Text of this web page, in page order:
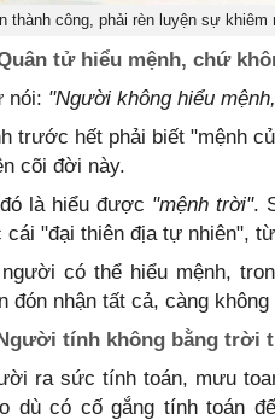
thành công, phải rèn luyện sự
tử hiểu mệnh, chứ
nói: "Người không hiểu
trước hết phải biết "mệnh
cõi đời này.
là hiểu được "mệnh trời".
cái "đại thiên địa tự nhiên",
có thể hiểu mệnh,
đón nhận tất cả, càng
tính không bằng trời
ra sức tính toán, mưu
dù có cố gắng tính toán